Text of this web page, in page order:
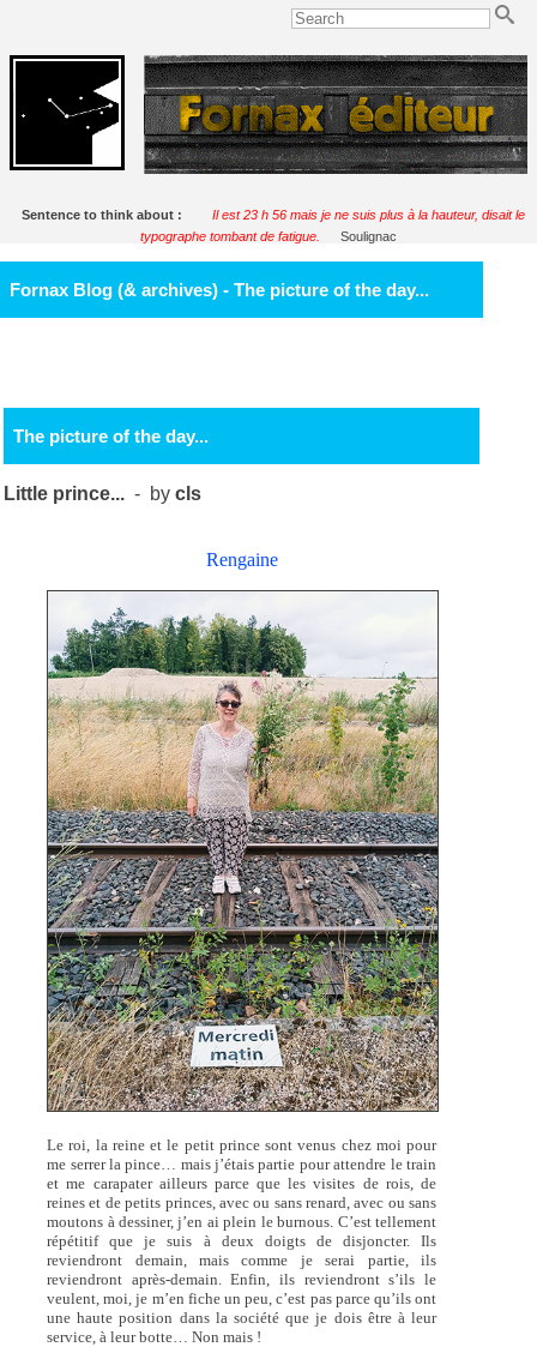
Sentence to think about :
Il est 23 h 56 mais je ne suis plus à la hauteur, disait le
typographe tombant de fatigue.
Soulignac
Fornax Blog (& archives) - The picture of the day...
The picture of the day...
Little prince... - bycls
Rengaine
Le roi, la reine et le petit prince sont venus chez moi pour
me serrer la pince… mais j’étais partie pour attendre le train
et me carapater ailleurs parce que les visites de rois, de
reines et de petits princes, avec ou sans renard, avec ou sans
moutons à dessiner, j’en ai plein le burnous. C’est tellement
répétitif que je suis à deux doigts de disjoncter. Ils
reviendront demain, mais comme je serai partie, ils
reviendront après-demain. Enfin, ils reviendront s’ils le
veulent, moi, je m’en fiche un peu, c’est pas parce qu’ils ont
une haute position dans la société que je dois être à leur
service, à leur botte… Non mais !